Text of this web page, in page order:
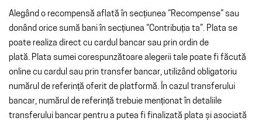
Alegând o recompensă aflată în secțiunea “Recompense“ sau
donând orice sumă bani în secțiunea “Contribuția ta”. Plata se
poate realiza direct cu cardul bancar sau prin ordin de
plată. Plata sumei corespunzătoare alegerii tale poate fi făcută
online cu cardul sau prin transfer bancar, utilizând obligatoriu
numărul de referință oferit de platformă. În cazul transferului
bancar, numărul de referință trebuie menționat în detaliile
transferului bancar pentru a putea fi finalizată plata și asociată